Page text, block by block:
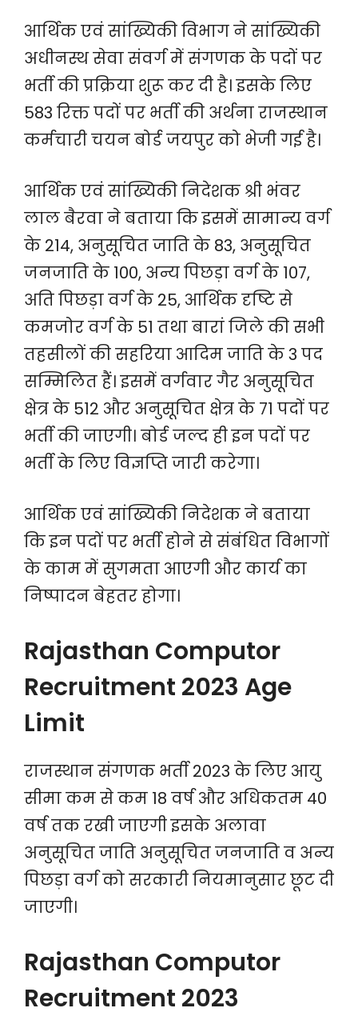
आर्थिक एवं सांख्यिकी विभाग ने सांख्यिकी
अधीनस्थ सेवा संवर्ग में संगणक के पदों पर
भर्ती की प्रक्रिया शुरू कर दी है। इसके लिए
583 रिक्त पदों पर भर्ती की अर्थना राजस्थान
कर्मचारी चयन बोर्ड जयपुर को भेजी गई है।
आर्थिक एवं सांख्यिकी निदेशक श्री भंवर
लाल बैरवा ने बताया कि इसमें सामान्य वर्ग
के 214, अनुसूचित जाति के 83, अनुसूचित
जनजाति के 100, अन्य पिछड़ा वर्ग के 107,
अति पिछड़ा वर्ग के 25, आर्थिक दृष्टि से
कमजोर वर्ग के 51 तथा बारां जिले की सभी
तहसीलों की सहरिया आदिम जाति के 3 पद
सम्मिलित हैं। इसमें वर्गवार गैर अनुसूचित
क्षेत्र के 512 और अनुसूचित क्षेत्र के 71 पदों पर
भर्ती की जाएगी। बोर्ड जल्द ही इन पदों पर
भर्ती के लिए विज्ञप्ति जारी करेगा।
आर्थिक एवं सांख्यिकी निदेशक ने बताया
कि इन पदों पर भर्ती होने से संबंधित विभागों
के काम में सुगमता आएगी और कार्य का
निष्पादन बेहतर होगा।
Rajasthan Computor
Recruitment 2023 Age
Limit
राजस्थान संगणक भर्ती 2023 के लिए आयु
सीमा कम से कम 18 वर्ष और अधिकतम 40
वर्ष तक रखी जाएगी इसके अलावा
अनुसूचित जाति अनुसूचित जनजाति व अन्य
पिछड़ा वर्ग को सरकारी नियमानुसार छूट दी
जाएगी।
Rajasthan Computor
Recruitment 2023